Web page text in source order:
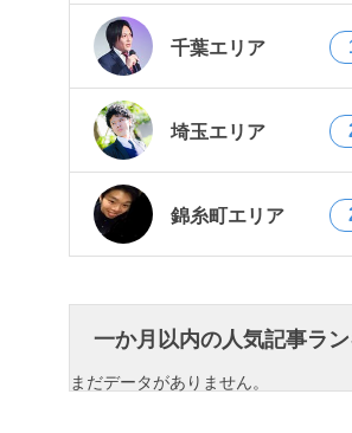
千葉エリア
埼玉エリア
錦糸町エリア
一か月以内の人気記事ラ
まだデータがありません。